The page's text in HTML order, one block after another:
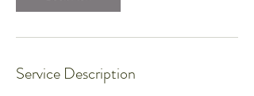
Service Description